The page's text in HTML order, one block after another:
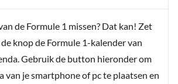
me op niets gebaseerd. Ook bij Ferrari
Leclerc voor een aanzienlijk lager bedrag
de Formule 1 missen? Dat kan! Zet
knop de Formule 1-kalender van
Gebruik de button hieronder om
van je smartphone of pc te plaatsen en